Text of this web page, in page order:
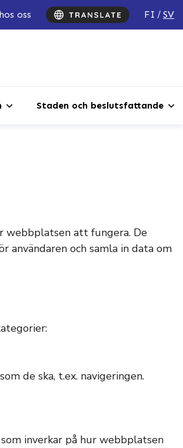
oss FI SV
Staden och beslutsfattande
webbplatsen att fungera. De
och samla in data om
de ska, t.ex. navigeringen.
inverkar på hur webbplatsen